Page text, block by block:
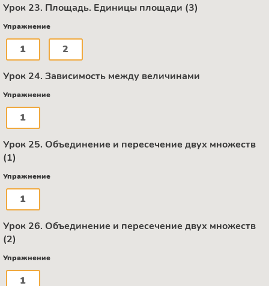
Урок 23. Площадь. Единицы площади (3)
Упражнение
1 2
Урок 24. Зависимость между величинами
Упражнение
1
Урок 25. Объединение и пересечение двух множеств
(1)
Упражнение
1
Урок 26. Объединение и пересечение двух множеств
(2)
Упражнение
1